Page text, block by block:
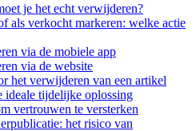
je het echt verwijderen?
als verkocht markeren: welke actie
via de mobiele app
via de website
het verwijderen van een artikel
ideale tijdelijke oplossing
vertrouwen te versterken
het risico van